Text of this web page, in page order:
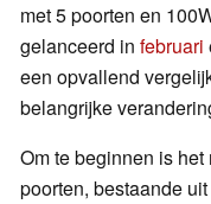
met 5 poorten en
gelanceerd in februari
een opvallend
belangrijke
Om te beginnen is
poorten, bestaande